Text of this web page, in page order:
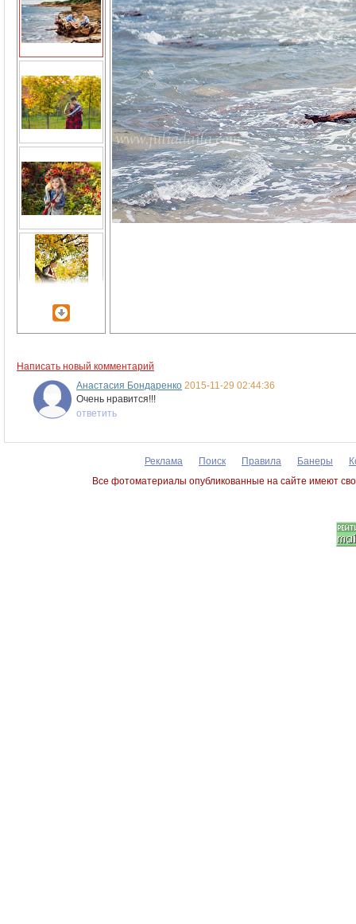
Написать новый комментарий
Анастасия Бондаренко 2015-11-29 02:44:36
Очень нравится!!!
ответить
Реклама Поиск Правила Банеры
Все фотоматериалы опубликованные на сайте имеют